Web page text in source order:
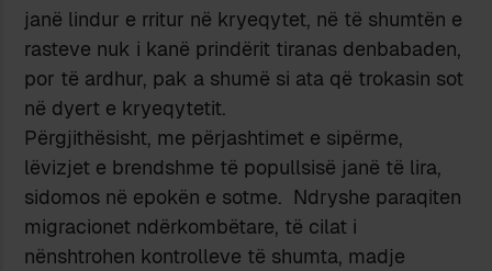
janë lindur e rritur në kryeqytet, në të shumtën e
rasteve nuk i kanë prindërit tiranas denbabaden,
por të ardhur, pak a shumë si ata që trokasin sot
në dyert e kryeqytetit.
Përgjithësisht, me përjashtimet e sipërme,
lëvizjet e brendshme të popullsisë janë të lira,
sidomos në epokën e sotme. Ndryshe paraqiten
migracionet ndërkombëtare, të cilat i
nënshtrohen kontrolleve të shumta, madje